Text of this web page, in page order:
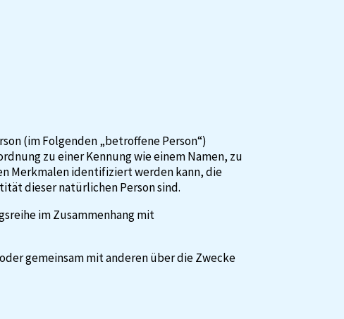
(im Folgenden „betroffene Person“)
zu einer Kennung wie einem Namen, zu
Merkmalen identifiziert werden kann, die
dieser natürlichen Person sind.
im Zusammenhang mit
gemeinsam mit anderen über die Zwecke